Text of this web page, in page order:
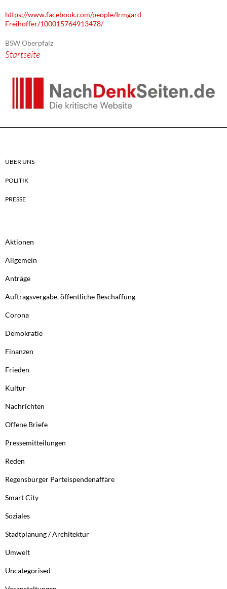
https://www.facebook.com/people/Irmgard-
Freihoffer/100015764913478/
BSW Oberpfalz
Startseite
ÜBER UNS
POLITIK
PRESSE
Aktionen
Allgemein
Anträge
Auftragsvergabe, öffentliche Beschaffung
Corona
Demokratie
Finanzen
Frieden
Kultur
Nachrichten
Offene Briefe
Pressemitteilungen
Reden
Regensburger Parteispendenaffäre
Smart City
Soziales
Stadtplanung / Architektur
Umwelt
Uncategorised